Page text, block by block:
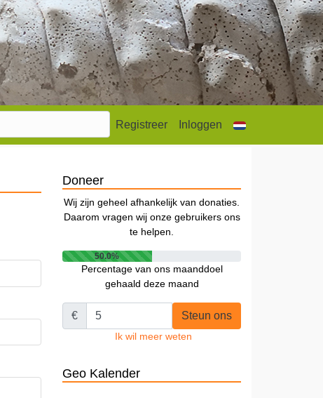
Registreer Inloggen
Doneer
Wij zijn geheel afhankelijk van donaties.
Daarom vragen wij onze gebruikers ons
te helpen.
50.0%
Percentage van ons maanddoel
gehaald deze maand
€ Steun ons
Ik wil meer weten
Geo Kalender